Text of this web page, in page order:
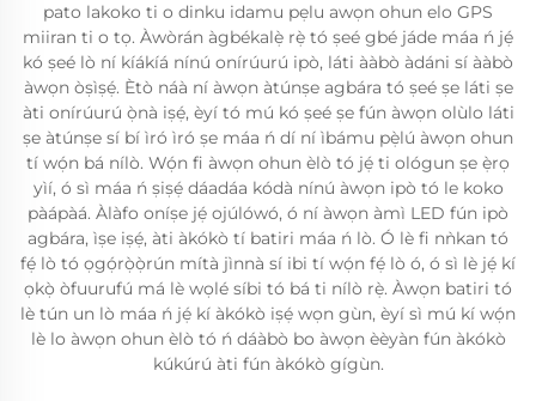
pato lakoko ti o dinku idamu pẹlu awọn ohun elo GPS
miiran ti o tọ. Àwòrán àgbékalẹ̀ rẹ̀ tó ṣeé gbé jáde máa ń jẹ́
kó ṣeé lò ní kíákíá nínú onírúurú ipò, láti ààbò àdáni sí ààbò
àwọn òṣìṣẹ́. Ètò náà ní àwọn àtúnṣe agbára tó ṣeé ṣe láti ṣe
àti onírúurú ọ̀nà iṣẹ́, èyí tó mú kó ṣeé ṣe fún àwọn olùlo láti
ṣe àtúnṣe sí bí ìró ìró ṣe máa ń dí ní ìbámu pẹ̀lú àwọn ohun
tí wọ́n bá nílò. Wọ́n fi àwọn ohun èlò tó jẹ́ ti ológun ṣe ẹ̀rọ
yìí, ó sì máa ń ṣiṣẹ́ dáadáa kódà nínú àwọn ipò tó le koko
pàápàá. Àlàfo oníṣe jẹ́ ojúlówó, ó ní àwọn àmì LED fún ipò
agbára, ìṣe iṣẹ́, àti àkókò tí batiri máa ń lò. Ó lè fi nǹkan tó
fẹ́ lò tó ọgọ́rọ̀ọ̀rún mítà jìnnà sí ibi tí wọ́n fẹ́ lò ó, ó sì lè jẹ́ kí
ọkọ̀ òfuurufú má lè wọlé síbi tó bá ti nílò rẹ̀. Àwọn batiri tó
lè tún un lò máa ń jẹ́ kí àkókò iṣẹ́ wọn gùn, èyí sì mú kí wọ́n
lè lo àwọn ohun èlò tó ń dáàbò bo àwọn èèyàn fún àkókò
kúkúrú àti fún àkókò gígùn.